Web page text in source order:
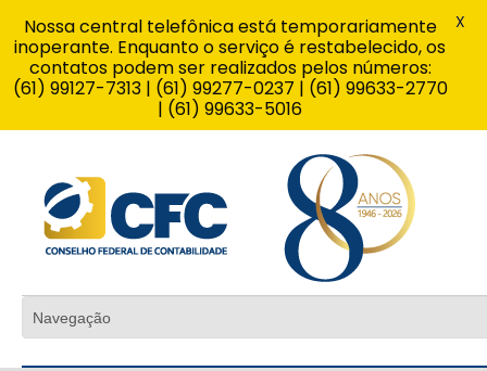
Nossa central telefônica está temporariamente
inoperante. Enquanto o serviço é restabelecido, os
contatos podem ser realizados pelos números:
(61) 99127-7313 | (61) 99277-0237 | (61) 99633-2770
| (61) 99633-5016
X